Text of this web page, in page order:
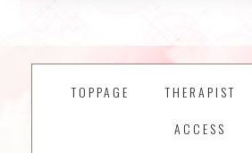
TOPPAGE THERAPIST
ACCESS